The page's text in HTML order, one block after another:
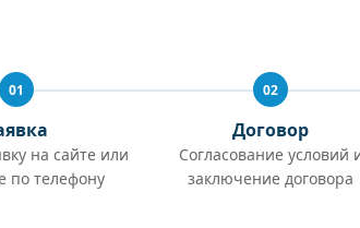
01
на сайте или
по телефону
02
Договор
Согласование условий
заключение договора